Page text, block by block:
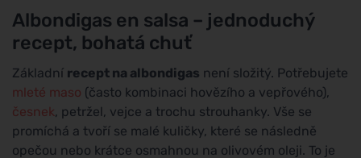
Albondigas en salsa – jednoduchý
recept, bohatá chuť
Základní recept na albondigas není složitý. Potřebujete
mleté maso (často kombinaci hovězího a vepřového),
česnek, petržel, vejce a trochu strouhanky. Vše se
promíchá a tvoří se malé kuličky, které se následně
opečou nebo krátce osmahnou na olivovém oleji. To je